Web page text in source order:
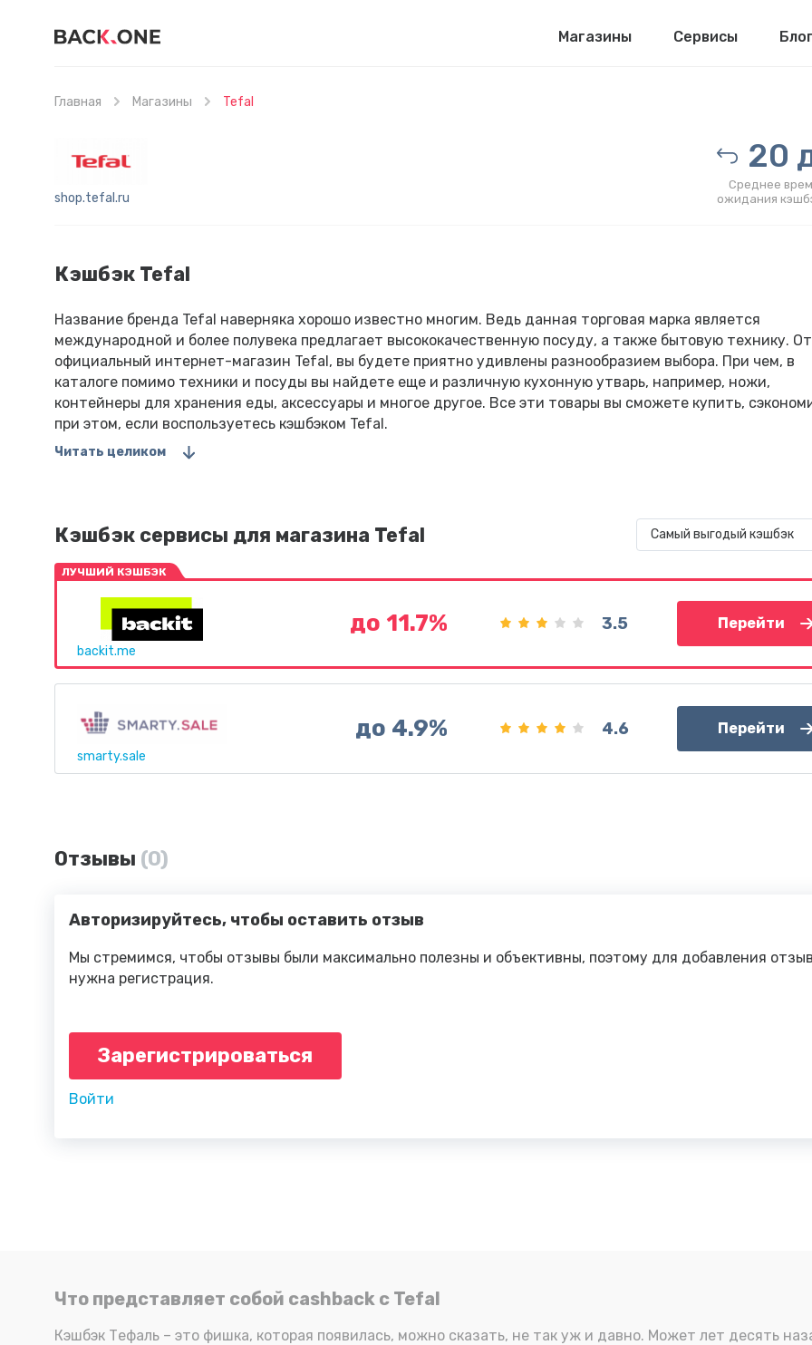
Магазины Сервисы
Главная Магазины Tefal
shop.tefal.ru
20
Среднее
ожидания
Кэшбэк Tefal
Название бренда Tefal наверняка хорошо известно многим. Ведь данная торговая марка является
международной и более полувека предлагает высококачественную посуду, а также бытовую технику.
официальный интернет-магазин Tefal, вы будете приятно удивлены разнообразием выбора. При чем, в
каталоге помимо техники и посуды вы найдете еще и различную кухонную утварь, например, ножи,
контейнеры для хранения еды, аксессуары и многое другое. Все эти товары вы сможете купить,
при этом, если воспользуетесь кэшбэком Tefal.
Читать целиком
Кэшбэк сервисы для магазина Tefal Самый выгодый кэшбэк
ЛУЧШИЙ КЭШБЭК
backit.me
до 11.7% 3.5 Перейти
smarty.sale
до 4.9% 4.6 Перейти
Отзывы (0)
Авторизируйтесь, чтобы оставить отзыв
Мы стремимся, чтобы отзывы были максимально полезны и объективны, поэтому для добавления
нужна регистрация.
Зарегистрироваться
Войти
Что представляет собой cashback с Tefal
Кэшбэк Тефаль – это фишка, которая появилась, можно сказать, не так уж и давно. Может лет десять